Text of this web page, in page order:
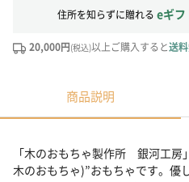
住所を知らずに贈れる eギフ
20,000円(税込)以上ご購入すると送料
商品説明
「木のおもちゃ製作所 銀河工房
木のおもちゃ)”おもちゃです。優